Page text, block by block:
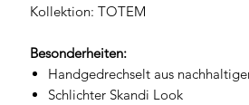
Kollektion: TOTEM
Besonderheiten:
Handgedrechselt aus
Schlichter Skandi Look